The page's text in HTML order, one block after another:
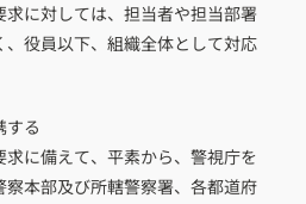
に対しては、担当者や担当部署
役員以下、組織全体として対応
する
に備えて、平素から、警視庁を
本部及び所轄警察署、各都道府